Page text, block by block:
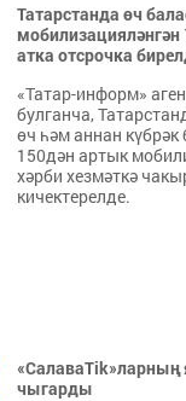
Татарстанда өч
атка отсрочка
«Татар-информ»
булганча,
өч һәм аннан күбрәк
150дән артык
хәрби хезмәткә
кичектерелде.
«СалаваTik»ларның
чыгарды